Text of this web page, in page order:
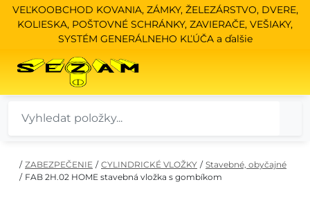
VEĽKOOBCHOD KOVANIA, ZÁMKY, ŽELEZÁRSTVO, DVERE,
KOLIESKA, POŠTOVNÉ SCHRÁNKY, ZAVIERAČE, VEŠIAKY,
SYSTÉM GENERÁLNEHO KĽÚČA a ďalšie
/ ZABEZPEČENIE / CYLINDRICKÉ VLOŽKY / Stavebné, obyčajné
/ FAB 2H.02 HOME stavebná vložka s gombíkom